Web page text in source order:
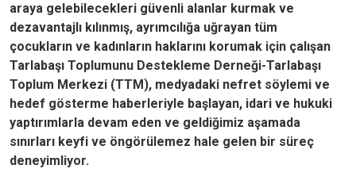
araya gelebilecekleri güvenli alanlar kurmak ve
dezavantajlı kılınmış, ayrımcılığa uğrayan tüm
çocukların ve kadınların haklarını korumak için çalışan
Tarlabaşı Toplumunu Destekleme Derneği-Tarlabaşı
Toplum Merkezi (TTM), medyadaki nefret söylemi ve
hedef gösterme haberleriyle başlayan, idari ve hukuki
yaptırımlarla devam eden ve geldiğimiz aşamada
sınırları keyfi ve öngörülemez hale gelen bir süreç
deneyimliyor.